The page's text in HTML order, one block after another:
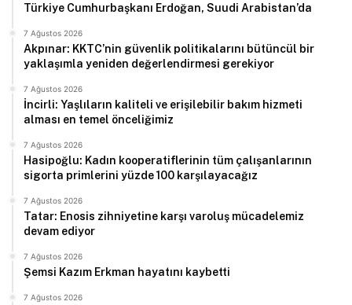
Türkiye Cumhurbaşkanı Erdoğan, Suudi Arabistan’da
7 Ağustos 2026
Akpınar: KKTC’nin güvenlik politikalarını bütüncül bir
yaklaşımla yeniden değerlendirmesi gerekiyor
7 Ağustos 2026
İncirli: Yaşlıların kaliteli ve erişilebilir bakım hizmeti
alması en temel önceliğimiz
7 Ağustos 2026
Hasipoğlu: Kadın kooperatiflerinin tüm çalışanlarının
sigorta primlerini yüzde 100 karşılayacağız
7 Ağustos 2026
Tatar: Enosis zihniyetine karşı varoluş mücadelemiz
devam ediyor
7 Ağustos 2026
Şemsi Kazım Erkman hayatını kaybetti
7 Ağustos 2026